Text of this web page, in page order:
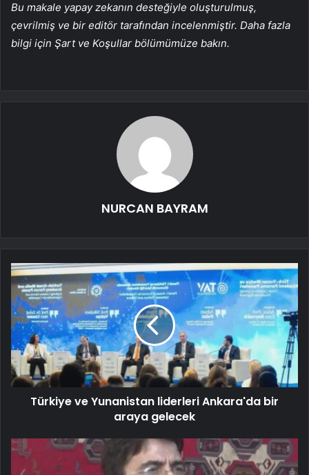
Bu makale yapay zekanın desteğiyle oluşturulmuş,
çevrilmiş ve bir editör tarafından incelenmiştir. Daha fazla
bilgi için Şart ve Koşullar bölümümüze bakın.
NURCAN BAYRAM
Türkiye ve Yunanistan liderleri Ankara'da bir
araya gelecek